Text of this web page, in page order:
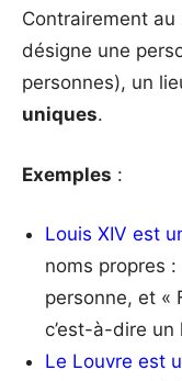
Contrairement
désigne une
personnes), un
uniques.
Exemples :
Louis XIV est
noms propres
personne, et «
c’est-à-dire un
Le Louvre est